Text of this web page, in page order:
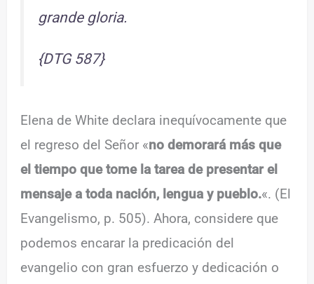
grande gloria.
{DTG 587}
Elena de White declara inequívocamente que
el regreso del Señor «no demorará más que
el tiempo que tome la tarea de presentar el
mensaje a toda nación, lengua y pueblo.«. (El
Evangelismo, p. 505). Ahora, considere que
podemos encarar la predicación del
evangelio con gran esfuerzo y dedicación o